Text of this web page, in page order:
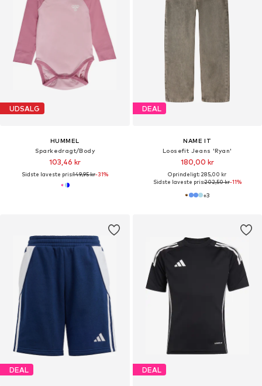
UDSALG
HUMMEL
Sparkedragt/Body
103,46 kr
Sidste laveste pris:149,95 kr-31%
DEAL
NAME IT
Loosefit Jeans 'Ryan'
180,00 kr
Oprindeligt: 285,00 kr
Sidste laveste pris:202,50 kr-11%
+3
DEAL DEAL